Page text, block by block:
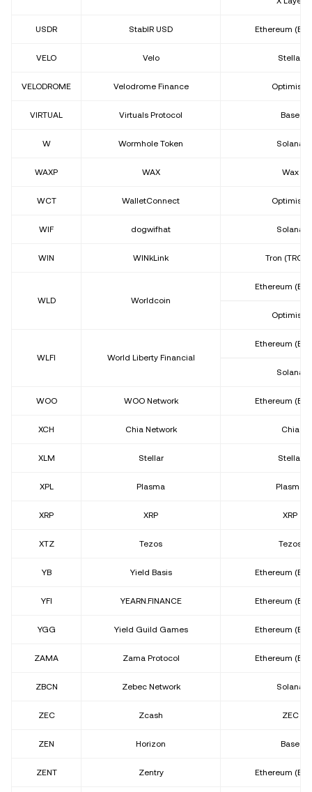
USDR StablR USD Ethereum
VELO Velo Stellar
VELODROME Velodrome Finance Optimism
VIRTUAL Virtuals Protocol Base
W Wormhole Token Solana
WAXP WAX Wax
WCT WalletConnect Optimism
WIF dogwifhat Solana
WIN WINkLink Tron
WLD Worldcoin
Ethereum
Optimism
WLFI World Liberty Financial
Ethereum
Solana
WOO WOO Network Ethereum
XCH Chia Network Chia
XLM Stellar Stellar
XPL Plasma Plasma
XRP XRP XRP
XTZ Tezos Tezos
YB Yield Basis Ethereum
YFI YEARN.FINANCE Ethereum
YGG Yield Guild Games Ethereum
ZAMA Zama Protocol Ethereum
ZBCN Zebec Network Solana
ZEC Zcash ZEC
ZEN Horizon Base
ZENT Zentry Ethereum